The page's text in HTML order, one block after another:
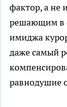
фактор, а не
решающим в
имиджа
даже самый
равнодушие